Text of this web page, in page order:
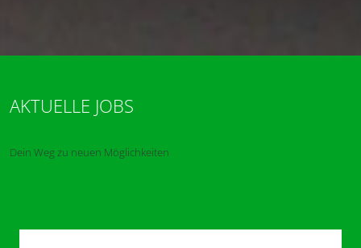
AKTUELLE JOBS
Dein Weg zu neuen Möglichkeiten